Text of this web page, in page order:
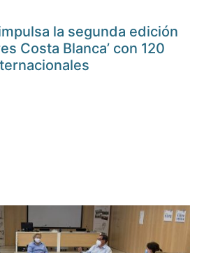
la segunda edición
Costa Blanca’ con 120